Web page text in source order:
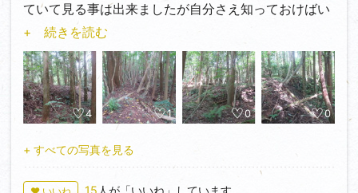
分かり易いかと思います。
ていて見る事は出来ましたが自分さえ知っておけばい
いやと投稿はせずにほっといていました。理由は簡
単、汚写真だからです。このところ城跡毎に振り返り
をしていました。こちらを見ていたら荒れた城跡に突
撃して訪問している。ここでもまた城キチ発見。仮に
城キチＳin氏と呼んでおきます。地元周辺の荒れて見
る為だけの城跡を真剣に訪問して発信してくれるのは
素直に嬉しい。それにやりがいも出てきます。
遺構は無いとのことですが地図を見た所北と東には遺
構が残っている様に感じ見れたらラッキー程度で向か
+ 続きを読む
4 1 0 0
+ すべての写真を見る